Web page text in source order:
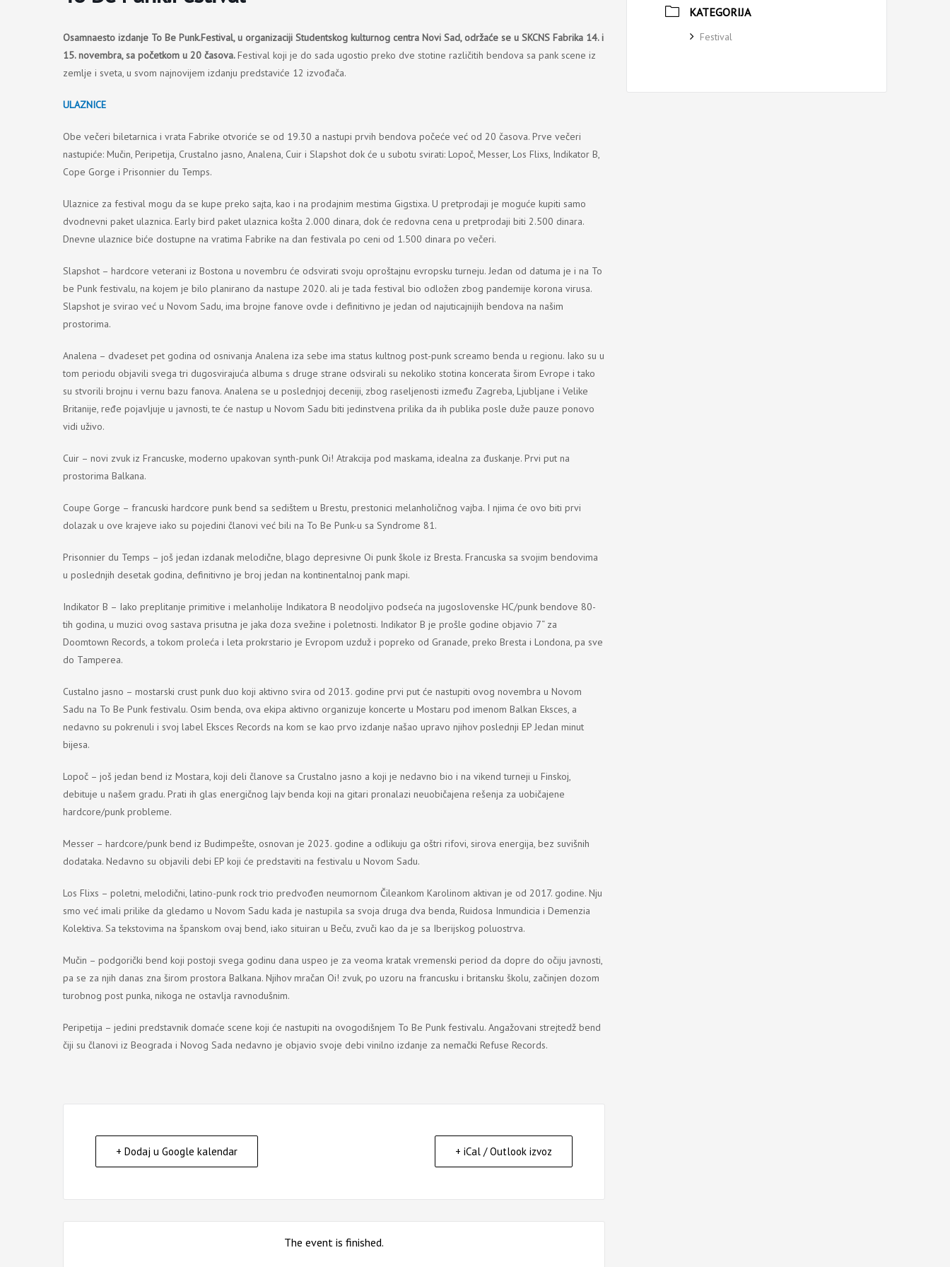
Osamnaesto izdanje To Be Punk.Festival, u organizaciji Studentskog kulturnog centra Novi Sad, održaće se u SKCNS Fabrika 14. i
15. novembra, sa početkom u 20 časova.Festival koji je do sada ugostio preko dve stotine različitih bendova sa pank scene iz
zemlje i sveta, u svom najnovijem izdanju predstaviće 12 izvođača.
ULAZNICE
Obe večeri biletarnica i vrata Fabrike otvoriće se od 19.30 a nastupi prvih bendova počeće već od 20 časova. Prve večeri
nastupiće: Mučin, Peripetija, Crustalno jasno, Analena, Cuir i Slapshot dok će u subotu svirati: Lopoč, Messer, Los Flixs, Indikator B,
Cope Gorge i Prisonnier du Temps.
Ulaznice za festival mogu da se kupe preko sajta, kao i na prodajnim mestima Gigstixa. U pretprodaji je moguće kupiti samo
dvodnevni paket ulaznica. Early bird paket ulaznica košta 2.000 dinara, dok će redovna cena u pretprodaji biti 2.500 dinara.
Dnevne ulaznice biće dostupne na vratima Fabrike na dan festivala po ceni od 1.500 dinara po večeri.
Slapshot – hardcore veterani iz Bostona u novembru će odsvirati svoju oproštajnu evropsku turneju. Jedan od datuma je i na To
be Punk festivalu, na kojem je bilo planirano da nastupe 2020. ali je tada festival bio odložen zbog pandemije korona virusa.
Slapshot je svirao već u Novom Sadu, ima brojne fanove ovde i definitivno je jedan od najuticajnijih bendova na našim
prostorima.
Analena – dvadeset pet godina od osnivanja Analena iza sebe ima status kultnog post-punk screamo benda u regionu. Iako su u
tom periodu objavili svega tri dugosvirajuća albuma s druge strane odsvirali su nekoliko stotina koncerata širom Evrope i tako
su stvorili brojnu i vernu bazu fanova. Analena se u poslednjoj deceniji, zbog raseljenosti između Zagreba, Ljubljane i Velike
Britanije, ređe pojavljuje u javnosti, te će nastup u Novom Sadu biti jedinstvena prilika da ih publika posle duže pauze ponovo
vidi uživo.
Cuir – novi zvuk iz Francuske, moderno upakovan synth-punk Oi! Atrakcija pod maskama, idealna za đuskanje. Prvi put na
prostorima Balkana.
Coupe Gorge – francuski hardcore punk bend sa sedištem u Brestu, prestonici melanholičnog vajba. I njima će ovo biti prvi
dolazak u ove krajeve iako su pojedini članovi već bili na To Be Punk-u sa Syndrome 81.
Prisonnier du Temps – još jedan izdanak melodične, blago depresivne Oi punk škole iz Bresta. Francuska sa svojim bendovima
u poslednjih desetak godina, definitivno je broj jedan na kontinentalnoj pank mapi.
Indikator B – Iako preplitanje primitive i melanholije Indikatora B neodoljivo podseća na jugoslovenske HC/punk bendove 80-
tih godina, u muzici ovog sastava prisutna je jaka doza svežine i poletnosti. Indikator B je prošle godine objavio 7“ za
Doomtown Records, a tokom proleća i leta prokrstario je Evropom uzduž i popreko od Granade, preko Bresta i Londona, pa sve
do Tamperea.
Custalno jasno – mostarski crust punk duo koji aktivno svira od 2013. godine prvi put će nastupiti ovog novembra u Novom
Sadu na To Be Punk festivalu. Osim benda, ova ekipa aktivno organizuje koncerte u Mostaru pod imenom Balkan Eksces, a
nedavno su pokrenuli i svoj label Eksces Records na kom se kao prvo izdanje našao upravo njihov poslednji EP Jedan minut
bijesa.
Lopoč – još jedan bend iz Mostara, koji deli članove sa Crustalno jasno a koji je nedavno bio i na vikend turneji u Finskoj,
debituje u našem gradu. Prati ih glas energičnog lajv benda koji na gitari pronalazi neuobičajena rešenja za uobičajene
hardcore/punk probleme.
Messer – hardcore/punk bend iz Budimpešte, osnovan je 2023. godine a odlikuju ga oštri rifovi, sirova energija, bez suvišnih
dodataka. Nedavno su objavili debi EP koji će predstaviti na festivalu u Novom Sadu.
Los Flixs – poletni, melodični, latino-punk rock trio predvođen neumornom Čileankom Karolinom aktivan je od 2017. godine. Nju
smo već imali prilike da gledamo u Novom Sadu kada je nastupila sa svoja druga dva benda, Ruidosa Inmundicia i Demenzia
Kolektiva. Sa tekstovima na španskom ovaj bend, iako situiran u Beču, zvuči kao da je sa Iberijskog poluostrva.
Mučin – podgorički bend koji postoji svega godinu dana uspeo je za veoma kratak vremenski period da dopre do očiju javnosti,
pa se za njih danas zna širom prostora Balkana. Njihov mračan Oi! zvuk, po uzoru na francusku i britansku školu, začinjen dozom
turobnog post punka, nikoga ne ostavlja ravnodušnim.
Peripetija – jedini predstavnik domaće scene koji će nastupiti na ovogodišnjem To Be Punk festivalu. Angažovani strejtedž bend
čiji su članovi iz Beograda i Novog Sada nedavno je objavio svoje debi vinilno izdanje za nemački Refuse Records.
+ Dodaj u Google kalendar + iCal / Outlook izvoz
The event is finished.
KATEGORIJA
Festival